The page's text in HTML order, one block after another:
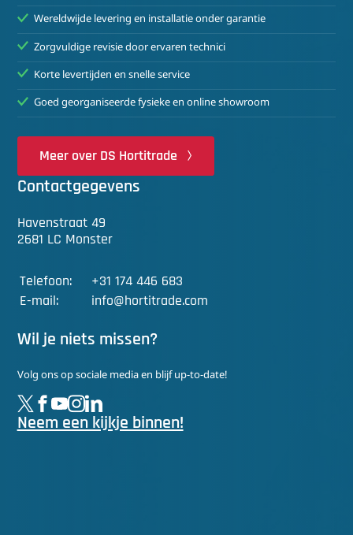
Wereldwijde levering en installatie onder garantie
Zorgvuldige revisie door ervaren technici
Korte levertijden en snelle service
Goed georganiseerde fysieke en online showroom
Meer over DS Hortitrade
Contactgegevens
Havenstraat 49
2681 LC Monster
Telefoon:
+31 174 446 683
E-mail:
info@hortitrade.com
Wil je niets missen?
Volg ons op sociale media en blijf up-to-date!
Neem een kijkje binnen!